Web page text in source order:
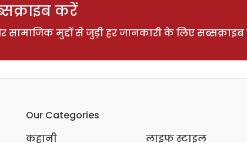
करें
सामाजिक मुद्दों से जुड़ी हर जानकारी के लिए
Our Categories
कहानी
लाइफ स्टाइल